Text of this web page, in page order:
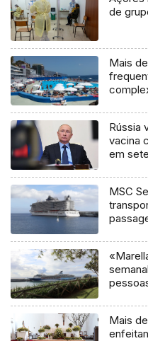
de
Mais
Rússia
vacina
em
MSC
Mais